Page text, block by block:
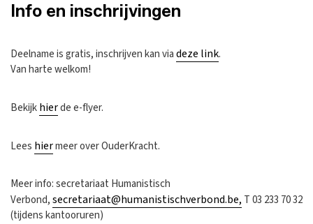
Info en inschrijvingen
Deelname is gratis, inschrijven kan viadeze link.
Van harte welkom!
Bekijkhierde e-flyer.
Lees hiermeer over OuderKracht.
Meer info: secretariaat Humanistisch
Verbond,secretariaat@humanistischverbond.be, T 03 233 70 32
(tijdens kantooruren)